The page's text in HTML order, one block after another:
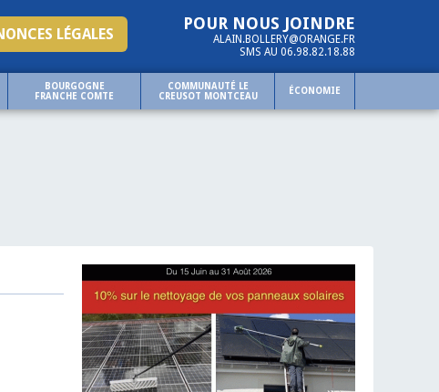
POUR NOUS JOINDRE
ALAIN.BOLLERY@ORANGE.FR
SMS AU 06.98.82.18.88
LÉGALES
BOURGOGNE
FRANCHE COMTE
COMMUNAUTÉ LE
CREUSOT MONTCEAU
ÉCONOMIE